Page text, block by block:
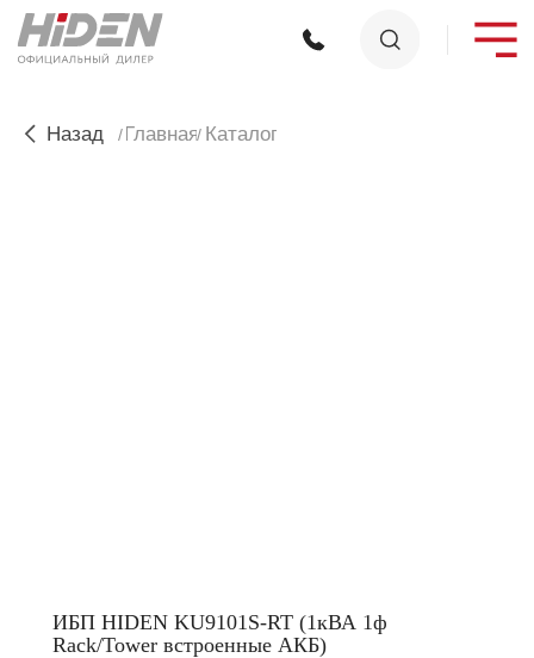
ИБП HIDEN KU9101S-RT (1кВА 1ф
Rack/Tower встроенные АКБ)